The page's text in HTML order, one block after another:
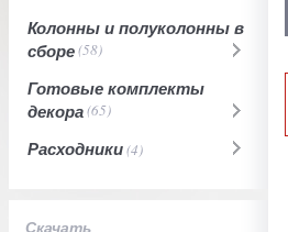
Колонны и полуколонны в
сборе(58)
Готовые комплекты
декора(65)
Расходники(4)
Скачать